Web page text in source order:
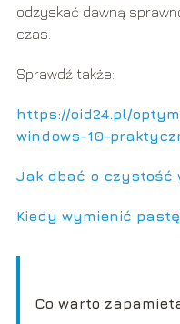
odzyskać dawną
czas.
Sprawdź także:
https://oid24.pl/
windows-10-
Jak dbać o czystość
Kiedy wymienić
Co warto